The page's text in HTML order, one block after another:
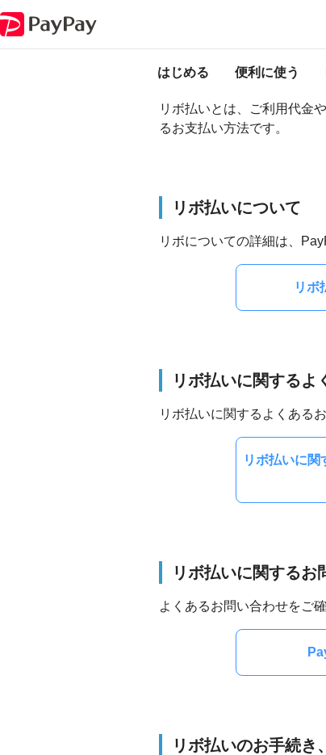
はじめる 便利に使う
リボ払いについ
リボ払いとは、ご利用代金
るお支払い方法です。
リボ払いについて
リボについての詳細は、
リボ
リボ払いに関するよ
リボ払いに関するよくある
リボ払いに
リボ払いに関するお
よくあるお問い合わせをご
リボ払いのお手続き